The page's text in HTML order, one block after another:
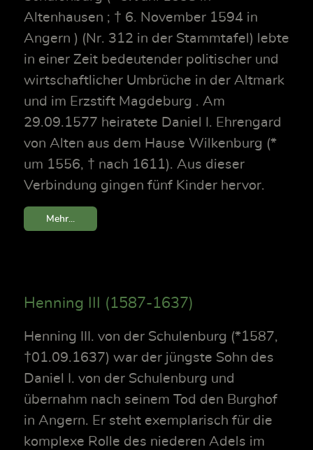
Altenhausen ; † 6. November 1594 in
Angern ) (Nr. 312 in der Stammtafel) lebte
in einer Zeit bedeutender politischer und
wirtschaftlicher Umbrüche in der Altmark
und im Erzstift Magdeburg . Am
29.09.1577 heiratete Daniel I. Ehrengard
von Alten aus dem Hause Wilkenburg (*
um 1556, † nach 1611). Aus dieser
Verbindung gingen fünf Kinder hervor.
Mehr...
Henning III (1587-1637)
Henning III. von der Schulenburg (*1587,
†01.09.1637) war der jüngste Sohn des
Daniel I. von der Schulenburg und
übernahm nach seinem Tod den Burghof
in Angern. Er steht exemplarisch für die
komplexe Rolle des niederen Adels im